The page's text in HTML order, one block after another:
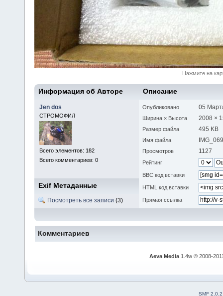
Нажмите на
Информация об Авторе Описание
Jen dos
СТРОМОФИЛ
Всего элементов: 182
Всего комментариев: 0
Опубликовано 05
Ширина × Высота 2008 ×
Размер файла 495 KB
Имя файла
Просмотров 1127
Рейтинг
BBC код вставки
HTML код вставки
Прямая ссылка
Exif Метаданные
Посмотреть все записи (3)
Комментариев
Aeva Media1.4w © 2008-
SMF 2.0.2